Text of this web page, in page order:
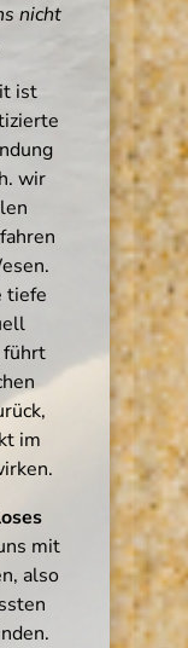
nicht
ist
wir
tiefe
führt
im
mit
also